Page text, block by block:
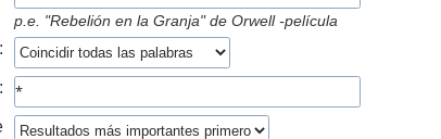
p.e. "Rebelión en la Granja" de Orwell -película